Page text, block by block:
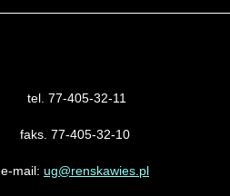
tel. 77-405-32-11
faks. 77-405-32-10
e-mail: ug@renskawies.pl